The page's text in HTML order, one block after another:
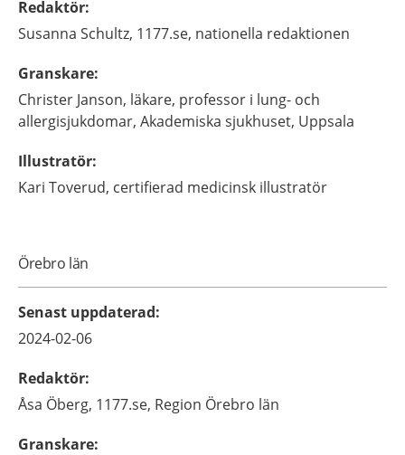
Redaktör:
Susanna Schultz, 1177.se, nationella redaktionen
Granskare:
Christer Janson, läkare, professor i lung- och
allergisjukdomar, Akademiska sjukhuset, Uppsala
Illustratör:
Kari Toverud, certifierad medicinsk illustratör
Örebro län
Senast uppdaterad:
2024-02-06
Redaktör:
Åsa Öberg, 1177.se, Region Örebro län
Granskare: